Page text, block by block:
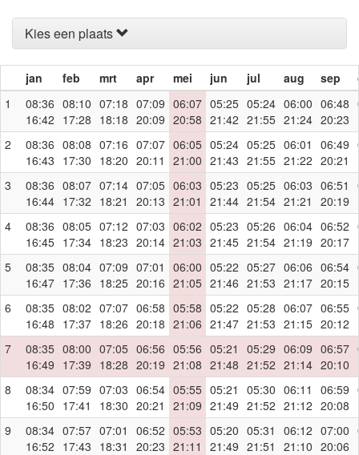
Kies een plaats
jan feb mrt apr mei jun jul aug sep
1
08:36
16:42
08:10
17:28
07:18
18:18
07:09
20:09
06:07
20:58
05:25
21:42
05:24
21:55
06:00
21:24
06:48
20:23
2
08:36
16:43
08:08
17:30
07:16
18:20
07:07
20:11
06:05
21:00
05:24
21:43
05:25
21:55
06:01
21:22
06:49
20:21
3
08:36
16:44
08:07
17:32
07:14
18:21
07:05
20:13
06:03
21:01
05:23
21:44
05:25
21:54
06:03
21:21
06:51
20:19
4
08:36
16:45
08:05
17:34
07:12
18:23
07:03
20:14
06:02
21:03
05:23
21:45
05:26
21:54
06:04
21:19
06:52
20:17
5
08:35
16:47
08:04
17:36
07:09
18:25
07:01
20:16
06:00
21:05
05:22
21:46
05:27
21:53
06:06
21:17
06:54
20:15
6
08:35
16:48
08:02
17:37
07:07
18:26
06:58
20:18
05:58
21:06
05:22
21:47
05:28
21:53
06:07
21:15
06:55
20:12
7
08:35
16:49
08:00
17:39
07:05
18:28
06:56
20:19
05:56
21:08
05:21
21:48
05:29
21:52
06:09
21:14
06:57
20:10
8
08:34
16:50
07:59
17:41
07:03
18:30
06:54
20:21
05:55
21:09
05:21
21:49
05:30
21:52
06:11
21:12
06:59
20:08
9
08:34
16:52
07:57
17:43
07:01
18:31
06:52
20:23
05:53
21:11
05:20
21:49
05:31
21:51
06:12
21:10
07:00
20:06